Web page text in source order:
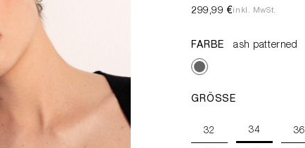
299,99 €inkl. MwSt.
FARBE ash patterned
GRÖSSE
32 34 36